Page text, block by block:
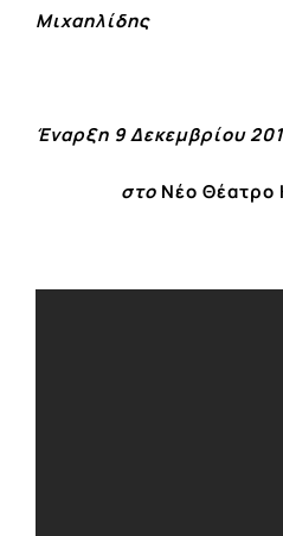
Μιχαηλίδης
Έναρξη 9 Δεκεμβρίου
στο Νέο Θέατρο